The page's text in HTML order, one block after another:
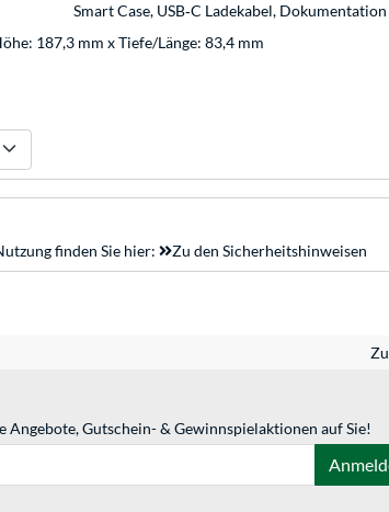
Smart Case, USB‑C Ladekabel, Dokumentation
187,3 mm x Tiefe/Länge: 83,4 mm
finden Sie hier: Zu den Sicherheitshinweisen
Gutschein- & Gewinnspielaktionen auf Sie!